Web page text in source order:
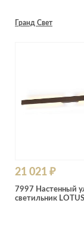
Гранд Свет
21 021 ₽
7997 Настенный
светильник